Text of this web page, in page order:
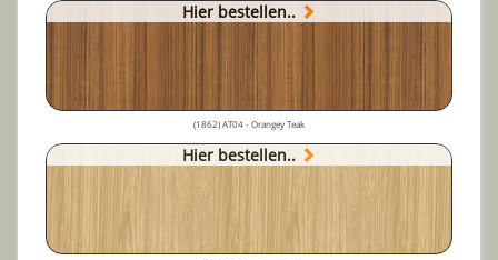
Hier bestellen..
(1862) AT04 - Orangey Teak
Hier bestellen..